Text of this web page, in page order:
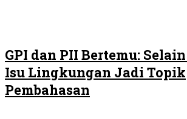
GPI dan PII Bertemu:
Isu Lingkungan Jadi Topik
Pembahasan